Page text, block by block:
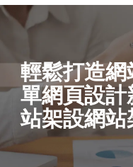
輕鬆打造
單網頁設計
站架設網